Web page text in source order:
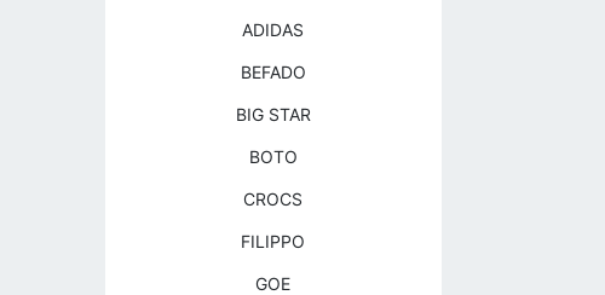
ADIDAS
BEFADO
BIG STAR
BOTO
CROCS
FILIPPO
GOE